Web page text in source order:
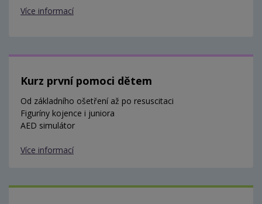
Více informací
Kurz první pomoci dětem
Od základního ošetření až po resuscitaci
Figuríny kojence i juniora
AED simulátor
Více informací